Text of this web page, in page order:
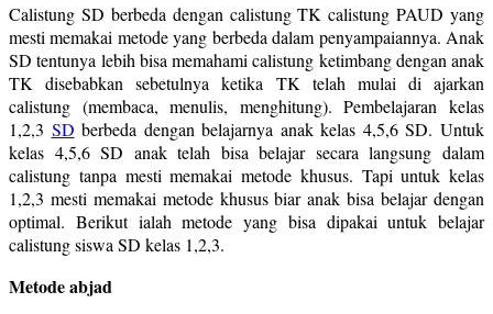
Calistung SD berbeda dengan calistung TK calistung PAUD yang
mesti memakai metode yang berbeda dalam penyampaiannya. Anak
SD tentunya lebih bisa memahami calistung ketimbang dengan anak
TK disebabkan sebetulnya ketika TK telah mulai di ajarkan
calistung (membaca, menulis, menghitung). Pembelajaran kelas
1,2,3 SD berbeda dengan belajarnya anak kelas 4,5,6 SD. Untuk
kelas 4,5,6 SD anak telah bisa belajar secara langsung dalam
calistung tanpa mesti memakai metode khusus. Tapi untuk kelas
1,2,3 mesti memakai metode khusus biar anak bisa belajar dengan
optimal. Berikut ialah metode yang bisa dipakai untuk belajar
calistung siswa SD kelas 1,2,3.
Metode abjad